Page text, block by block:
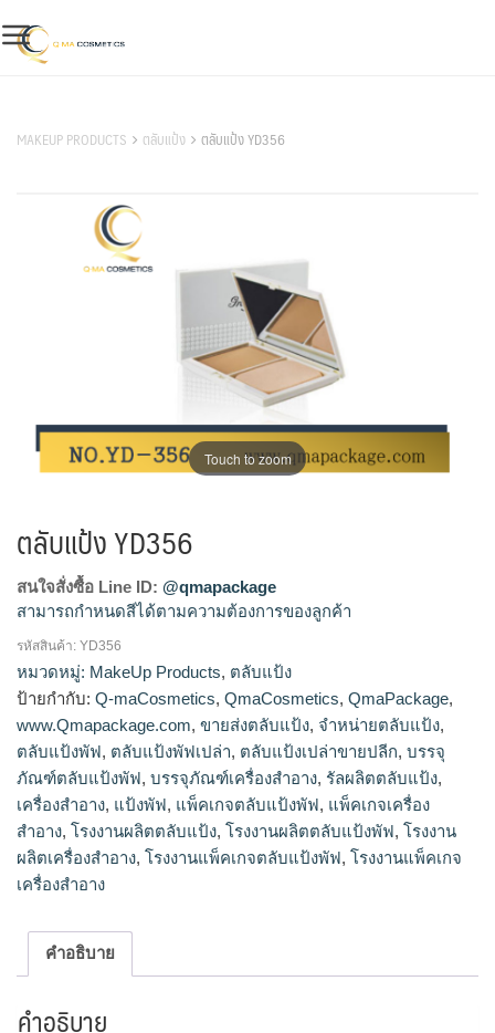
to
content
MAKEUP PRODUCTS ตลับแป้ง ตลับแป้ง YD356
Touch to zoom
ตลับแป้ง YD356
สนใจสั่งซื้อ Line ID: @qmapackage
สามารถกำหนดสีได้ตามความต้องการของลูกค้า
โรงงานผลิตตลับแป้ง,ขายส่งตลับแป้ง,จำหน่ายตลับแป้ง,รัลผลิต
ตลับแป้ง,ตลับแป้งเปล่าขายปลีก
รหัสสินค้า: YD356
หมวดหมู่: MakeUp Products, ตลับแป้ง
ป้ายกำกับ: Q-maCosmetics, QmaCosmetics, QmaPackage,
www.Qmapackage.com, ขายส่งตลับแป้ง, จำหน่ายตลับแป้ง,
ตลับแป้งพัฟ, ตลับแป้งพัฟเปล่า, ตลับแป้งเปล่าขายปลีก, บรรจุ
ภัณฑ์ตลับแป้งพัฟ, บรรจุภัณฑ์เครื่องสำอาง, รัลผลิตตลับแป้ง,
เครื่องสำอาง, แป้งพัฟ, แพ็คเกจตลับแป้งพัฟ, แพ็คเกจเครื่อง
สำอาง, โรงงานผลิตตลับแป้ง, โรงงานผลิตตลับแป้งพัฟ, โรงงาน
ผลิตเครื่องสำอาง, โรงงานแพ็คเกจตลับแป้งพัฟ, โรงงานแพ็คเกจ
เครื่องสำอาง
คำอธิบาย
คำอธิบาย